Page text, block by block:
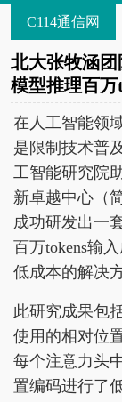
C114通信网
北大张牧涵
模型推理百万
在人工智能领
是限制技术普
工智能研究院
新卓越中心（
成功研发出一
百万tokens输
低成本的解决
此研究成果包
使用的相对位
每个注意力头
置编码进行了